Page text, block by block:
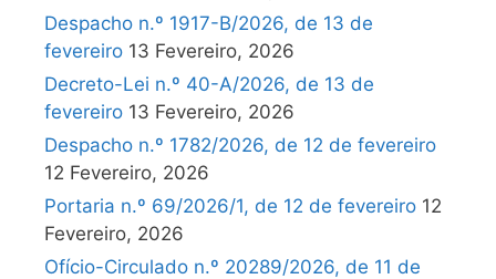
Despacho n.º 1917-B/2026, de 13 de
fevereiro 13 Fevereiro, 2026
Decreto-Lei n.º 40-A/2026, de 13 de
fevereiro 13 Fevereiro, 2026
Despacho n.º 1782/2026, de 12 de fevereiro
12 Fevereiro, 2026
Portaria n.º 69/2026/1, de 12 de fevereiro 12
Fevereiro, 2026
Ofício-Circulado n.º 20289/2026, de 11 de